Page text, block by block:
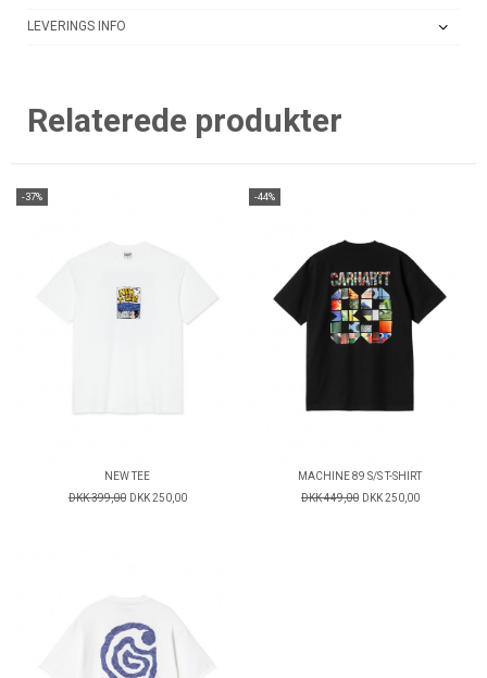
LEVERINGS INFO
Relaterede produkter
-37%
NEW TEE
DKK 399,00 DKK 250,00
-44%
MACHINE 89 S/S T-SHIRT
DKK 449,00 DKK 250,00